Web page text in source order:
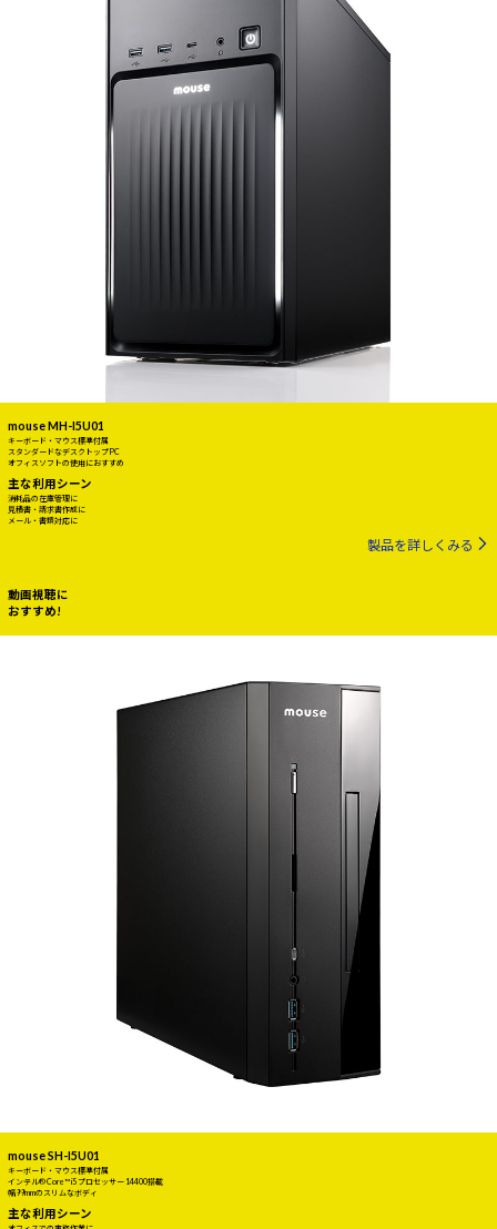
mouse MH-I5U01
キーボード・マウス標準付属
スタンダードなデスクトップPC
オフィスソフトの使用におすすめ
主な利用シーン
消耗品の在庫管理に
見積書・請求書作成に
メール・書類対応に
製品を詳しくみる
動画視聴に
おすすめ!
mouse SH-I5U01
キーボード・マウス標準付属
インテル® Core™ i5 プロセッサー 14400搭載
幅99mmのスリムなボディ
主な利用シーン